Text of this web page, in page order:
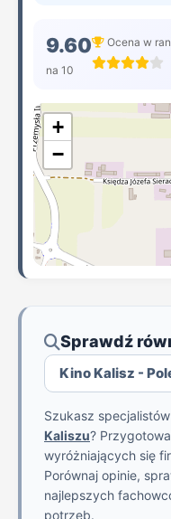
9.60
na 10
Ocena w
+
−
Sprawdź
Kino Kalisz -
Szukasz
Kaliszu?
wyróżniających się
Porównaj opinie,
najlepszych
potrzeb.